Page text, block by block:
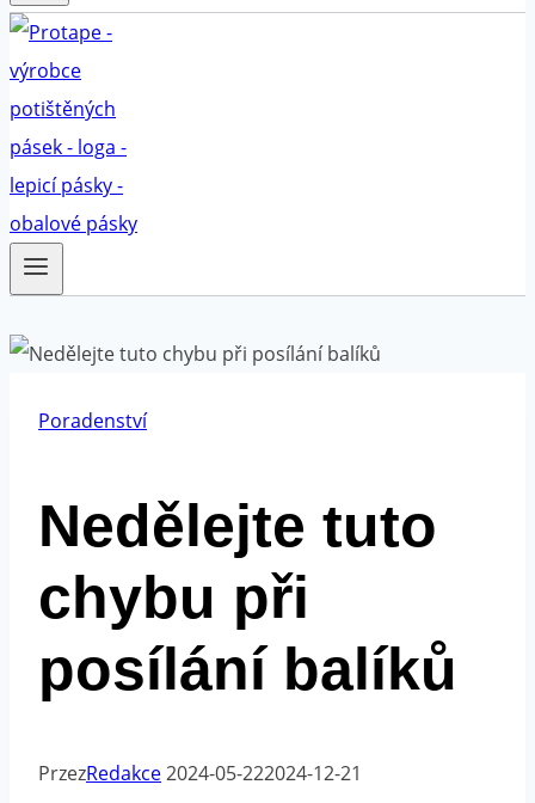
Poradenství
Nedělejte tuto
chybu při
posílání balíků
PrzezRedakce2024-05-222024-12-21